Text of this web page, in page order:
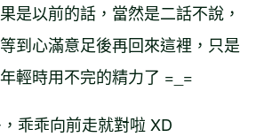
是以前的話，當然是二話不說，
到心滿意足後再回來這裡，只是
輕時用不完的精力了 =_=
乖乖向前走就對啦 XD